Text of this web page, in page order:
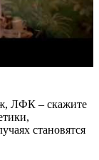
ЛФК – скажите
становятся